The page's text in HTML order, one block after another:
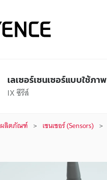
เลเซอร์เซนเซอร์แบบใช้ภาพ
IX ซีรีส์
ผลิตภัณฑ์ เซนเซอร์ (Sensors)